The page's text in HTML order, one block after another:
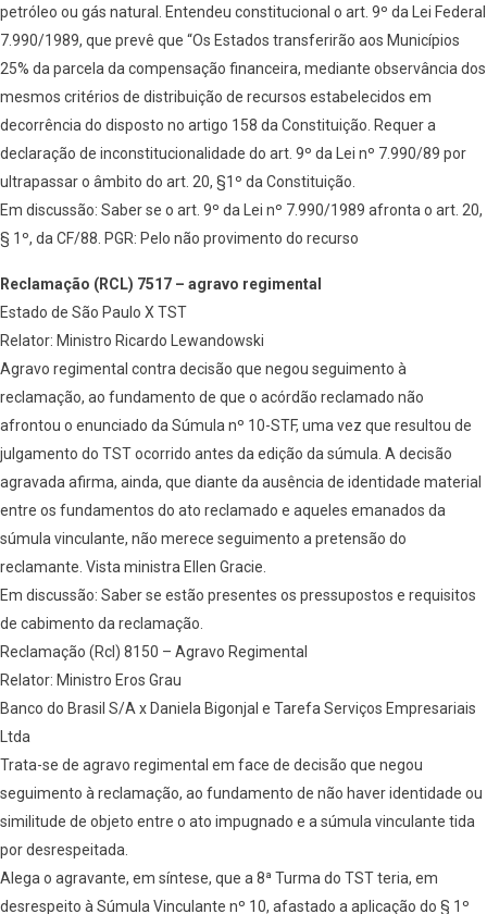
petróleo ou gás natural. Entendeu constitucional o art. 9º da Lei Federal
7.990/1989, que prevê que “Os Estados transferirão aos Municípios
25% da parcela da compensação financeira, mediante observância dos
mesmos critérios de distribuição de recursos estabelecidos em
decorrência do disposto no artigo 158 da Constituição. Requer a
declaração de inconstitucionalidade do art. 9º da Lei nº 7.990/89 por
ultrapassar o âmbito do art. 20, §1º da Constituição.
Em discussão: Saber se o art. 9º da Lei nº 7.990/1989 afronta o art. 20,
§ 1º, da CF/88. PGR: Pelo não provimento do recurso
Reclamação (RCL) 7517 – agravo regimental
Estado de São Paulo X TST
Relator: Ministro Ricardo Lewandowski
Agravo regimental contra decisão que negou seguimento à
reclamação, ao fundamento de que o acórdão reclamado não
afrontou o enunciado da Súmula nº 10-STF, uma vez que resultou de
julgamento do TST ocorrido antes da edição da súmula. A decisão
agravada afirma, ainda, que diante da ausência de identidade material
entre os fundamentos do ato reclamado e aqueles emanados da
súmula vinculante, não merece seguimento a pretensão do
reclamante. Vista ministra Ellen Gracie.
Em discussão: Saber se estão presentes os pressupostos e requisitos
de cabimento da reclamação.
Reclamação (Rcl) 8150 – Agravo Regimental
Relator: Ministro Eros Grau
Banco do Brasil S/A x Daniela Bigonjal e Tarefa Serviços Empresariais
Ltda
Trata-se de agravo regimental em face de decisão que negou
seguimento à reclamação, ao fundamento de não haver identidade ou
similitude de objeto entre o ato impugnado e a súmula vinculante tida
por desrespeitada.
Alega o agravante, em síntese, que a 8ª Turma do TST teria, em
desrespeito à Súmula Vinculante nº 10, afastado a aplicação do § 1º